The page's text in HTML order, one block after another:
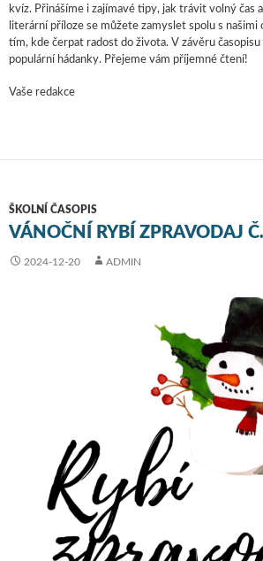
kvíz. Přinášíme i zajímavé tipy, jak trávit volný čas
literární příloze se můžete zamyslet spolu s našimi
tím, kde čerpat radost do života. V závěru
populární hádanky. Přejeme vám příjemné čtení!
Vaše redakce
ŠKOLNÍ ČASOPIS
VÁNOČNÍ RYBÍ ZPRAVODAJ
2024-12-20 ADMIN